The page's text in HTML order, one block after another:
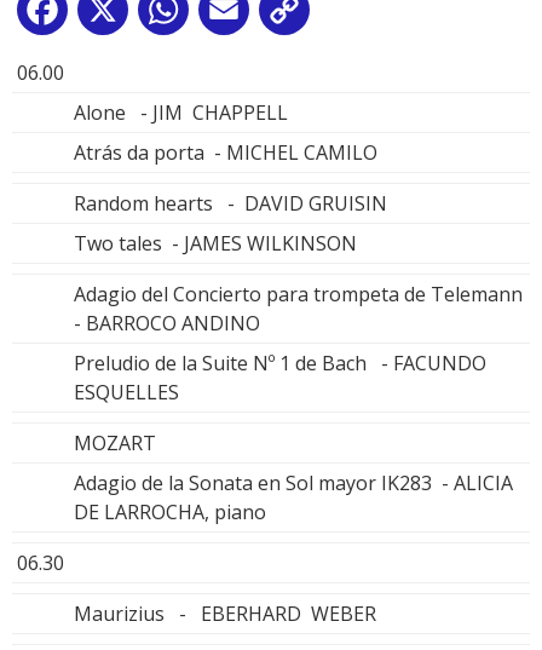
Facebook
X WhatsApp
Email
06.00
Alone - JIM CHAPPELL
Atrás da porta - MICHEL CAMILO
Random hearts - DAVID GRUISIN
Two tales - JAMES WILKINSON
Adagio del Concierto para trompeta de Telemann
- BARROCO ANDINO
Preludio de la Suite Nº 1 de Bach - FACUNDO
ESQUELLES
MOZART
Adagio de la Sonata en Sol mayor IK283 - ALICIA
DE LARROCHA, piano
06.30
Maurizius - EBERHARD WEBER